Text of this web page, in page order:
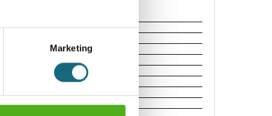
Marketing